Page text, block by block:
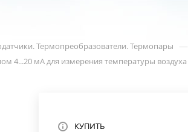
Термопреобразователи. Термопары —
4...20 мА для измерения температуры воздуха
КУПИТЬ